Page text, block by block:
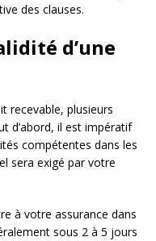
des clauses.
d’une
recevable, plusieurs
d’abord, il est impératif
compétentes dans les
sera exigé par votre
à votre assurance dans
sous 2 à 5 jours